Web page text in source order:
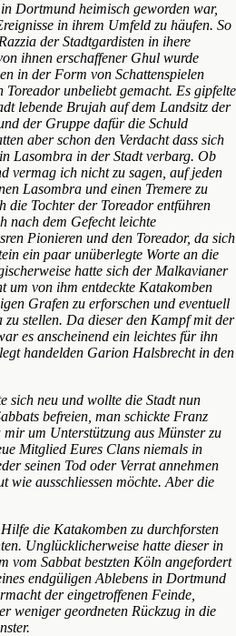
Dortmund heimisch geworden war,
in ihrem Umfeld zu häufen. So
der Stadtgardisten in ihere
ihnen erschaffener Ghul wurde
in der Form von Schattenspielen
Toreador unbeliebt gemacht. Es gipfelte
lebende Brujah auf dem Landsitz der
der Gruppe dafür die Schuld
aber schon den Verdacht dass sich
Lasombra in der Stadt verbarg. Ob
vermag ich nicht zu sagen, auf jeden
Lasombra und einen Tremere zu
die Tochter der Toreador entführen
nach dem Gefecht leichte
Pionieren und den Toreador, da sich
ein paar unüberlegte Worte an die
hatte sich der Malkavianer
um von ihm entdeckte Katakomben
Grafen zu erforschen und eventuell
stellen. Da dieser den Kampf mit der
es anscheinend ein leichtes für ihn
handelden Garion Halsbrecht in den
sich neu und wollte die Stadt nun
befreien, man schickte Franz
um Unterstützung aus Münster zu
Mitglied Eures Clans niemals in
seinen Tod oder Verrat annehmen
wie ausschliessen möchte. Aber die
die Katakomben zu durchforsten
Unglücklicherweise hatte dieser in
vom Sabbat bestzten Köln angefordert
endgüligen Ablebens in Dortmund
der eingetroffenen Feinde,
weniger geordneten Rückzug in die